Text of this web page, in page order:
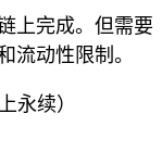
上完成。但需要
流动性限制。
永续）